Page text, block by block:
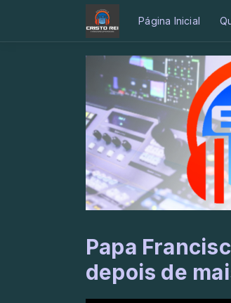
Página Inicial
Papa
depois de